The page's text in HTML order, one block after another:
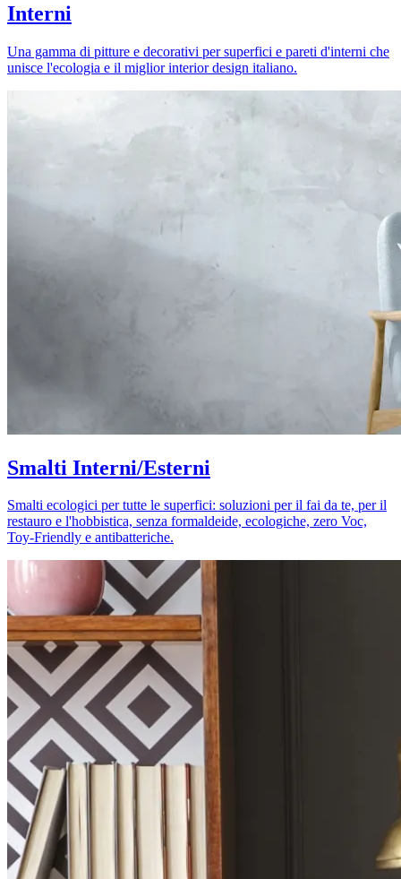
Interni
Una gamma di pitture e decorativi per superfici e pareti d'interni che
unisce l'ecologia e il miglior interior design italiano.
Smalti Interni/Esterni
Smalti ecologici per tutte le superfici: soluzioni per il fai da te, per il
restauro e l'hobbistica, senza formaldeide, ecologiche, zero Voc,
Toy-Friendly e antibatteriche.